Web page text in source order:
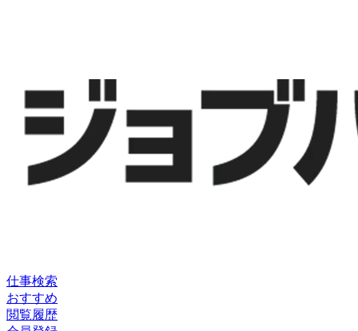
仕事検索
おすすめ
閲覧履歴